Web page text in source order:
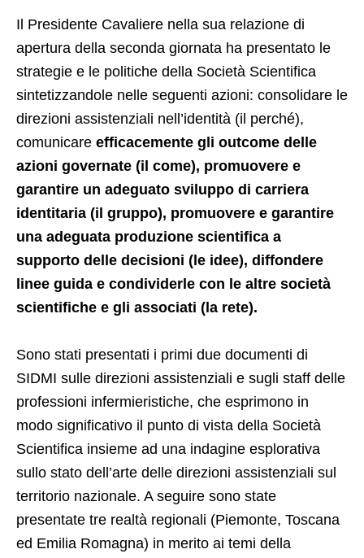
Il Presidente Cavaliere nella sua relazione di
apertura della seconda giornata ha presentato le
strategie e le politiche della Società Scientifica
sintetizzandole nelle seguenti azioni: consolidare le
direzioni assistenziali nell’identità (il perché),
comunicare efficacemente gli outcome delle
azioni governate (il come), promuovere e
garantire un adeguato sviluppo di carriera
identitaria (il gruppo), promuovere e garantire
una adeguata produzione scientifica a
supporto delle decisioni (le idee), diffondere
linee guida e condividerle con le altre società
scientifiche e gli associati (la rete).
Sono stati presentati i primi due documenti di
SIDMI sulle direzioni assistenziali e sugli staff delle
professioni infermieristiche, che esprimono in
modo significativo il punto di vista della Società
Scientifica insieme ad una indagine esplorativa
sullo stato dell’arte delle direzioni assistenziali sul
territorio nazionale. A seguire sono state
presentate tre realtà regionali (Piemonte, Toscana
ed Emilia Romagna) in merito ai temi della